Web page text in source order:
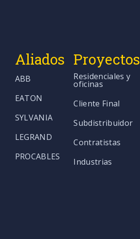
Aliados
ABB
EATON
SYLVANIA
LEGRAND
PROCABLES
Proyectos
Residenciales y
oficinas
Cliente Final
Subdistribuidor
Contratistas
Industrias